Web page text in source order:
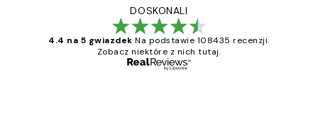
DOSKONALI
4.4 na 5 gwiazdek Na podstawie 108435 recenzji.
Zobacz niektóre z nich tutaj.